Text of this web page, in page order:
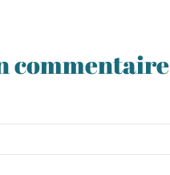
commentaire